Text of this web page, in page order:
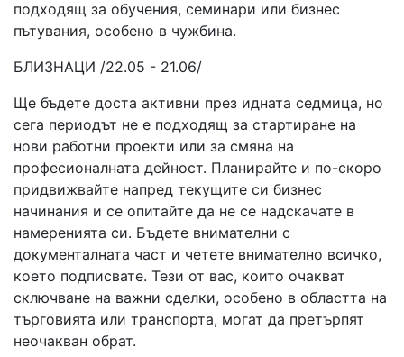
подходящ за обучения, семинари или бизнес
пътувания, особено в чужбина.
БЛИЗНАЦИ /22.05 - 21.06/
Ще бъдете доста активни през идната седмица, но
сега периодът не е подходящ за стартиране на
нови работни проекти или за смяна на
професионалната дейност. Планирайте и по-скоро
придвижвайте напред текущите си бизнес
начинания и се опитайте да не се надскачате в
намеренията си. Бъдете внимателни с
документалната част и четете внимателно всичко,
което подписвате. Тези от вас, които очакват
сключване на важни сделки, особено в областта на
търговията или транспорта, могат да претърпят
неочакван обрат.